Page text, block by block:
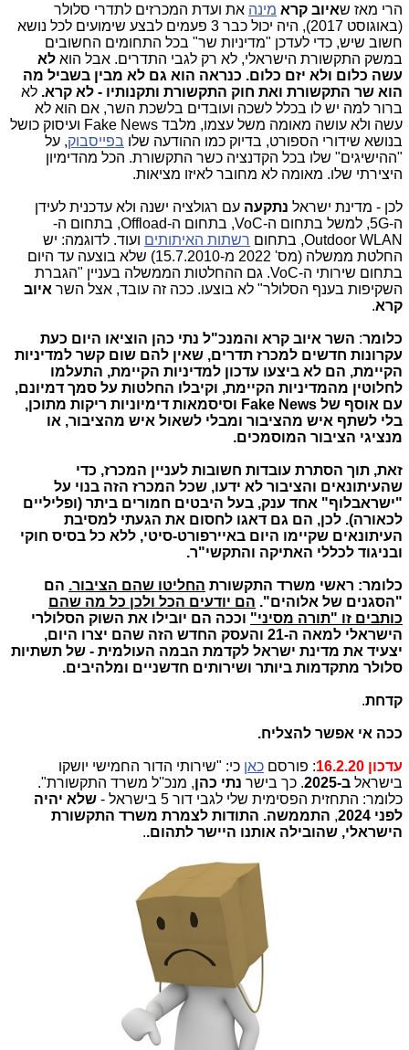
הרי מאז שאיוב קרא מינה את ועדת המכרזים לתדרי סלולר
(באוגוסט 2017), היה יכול כבר 3 פעמים לבצע שימועים לכל נושא
חשוב שיש, כדי לעדכן "מדיניות שר" בכל התחומים החשובים
במשק התקשורת הישראלי, לא רק לגבי התדרים. אבל הוא לא
עשה כלום ולא יזם כלום. כנראה הוא גם לא מבין בשביל מה
הוא שר התקשורת ואת חוק התקשורת ותקנותיו - לא קרא. לא
ברור למה יש לו בכלל לשכה ועובדים בלשכת השר, אם הוא לא
עשה ולא עושה מאומה משל עצמו, מלבד Fake News ועיסוק כושל
בנושא שידורי הספורט, בדיוק כמו ההודעה שלו בפייסבוק, על
"ההישיגים" שלו בכל הקדנציה כשר התקשורת. הכל מהדימיון
היצירתי שלו. מאומה לא מחובר לאיזו מציאות.
לכן - מדינת ישראל נתקעה עם רגולציה ישנה ולא עדכנית לעידן
ה-5G, למשל בתחום ה-VoC, בתחום ה-Offload, בתחום ה-
Outdoor WLAN, בתחום
רשתות האיתותים ועוד. לדוגמה: יש
החלטת ממשלה (מס' 2022 מ-15.7.2010) שלא בוצעה עד היום
בתחום שירותי ה-VoC. גם ההחלטות הממשלה בעניין "הגברת
השקיפות בענף הסלולר" לא בוצעו. ככה זה עובד, אצל השר איוב
קרא.
כלומר: השר איוב קרא והמנכ"ל נתי כהן הוציאו היום כעת
עקרונות חדשים למכרז תדרים, שאין להם שום קשר למדיניות
הקיימת, הם לא ביצעו עדכון למדיניות הקיימת, התעלמו
לחלוטין מהמדיניות הקיימת, וקיבלו החלטות על סמך דמיונם,
עם אוסף של Fake News וסיסמאות דימיוניות ריקות מתוכן,
בלי לשתף איש מהציבור ומבלי לשאול איש מהציבור, או
מנציגי הציבור המוסמכים.
זאת, תוך הסתרת עובדות חשובות לעניין המכרז, כדי
שהעיתונאים והציבור לא ידעו, שכל המכרז הזה בנוי על
"ישראבלוף" אחד ענק, בעל היבטים חמורים ביתר (ופליליים
לכאורה). לכן, הם גם דאגו לחסום את הגעתי למסיבת
העיתונאים שקיימו היום באיירפורט-סיטי, ללא כל בסיס חוקי
ובניגוד לכללי האתיקה והתקשי"ר.
כלומר: ראשי משרד התקשורת החליטו שהם הציבור. הם
"הסגנים של אלוהים". הם יודעים הכל ולכן כל מה שהם
כותבים זו "תורה מסיני" וככה הם יובילו את השוק הסלולרי
הישראלי למאה ה-21 והעסק החדש הזה שהם יצרו היום,
יצעיד את מדינת ישראל לקדמת הבמה העולמית - של תשתיות
סלולר מתקדמות ביותר ושירותים חדשניים ומלהיבים.
קדחת.
ככה אי אפשר להצליח.
עדכון 16.2.20 : פורסם כאן כי: "שירותי הדור החמישי יושקו
בישראל ב-2025 . כך בישר נתי כהן, מנכ''ל משרד התקשורת".
כלומר: התחזית הפסימית שלי לגבי דור 5 בישראל -
שלא יהיה
לפני 2024
, התממשה. התודות לצמרת משרד התקשורת
הישראלי, שהובילה אותנו היישר לתהום..